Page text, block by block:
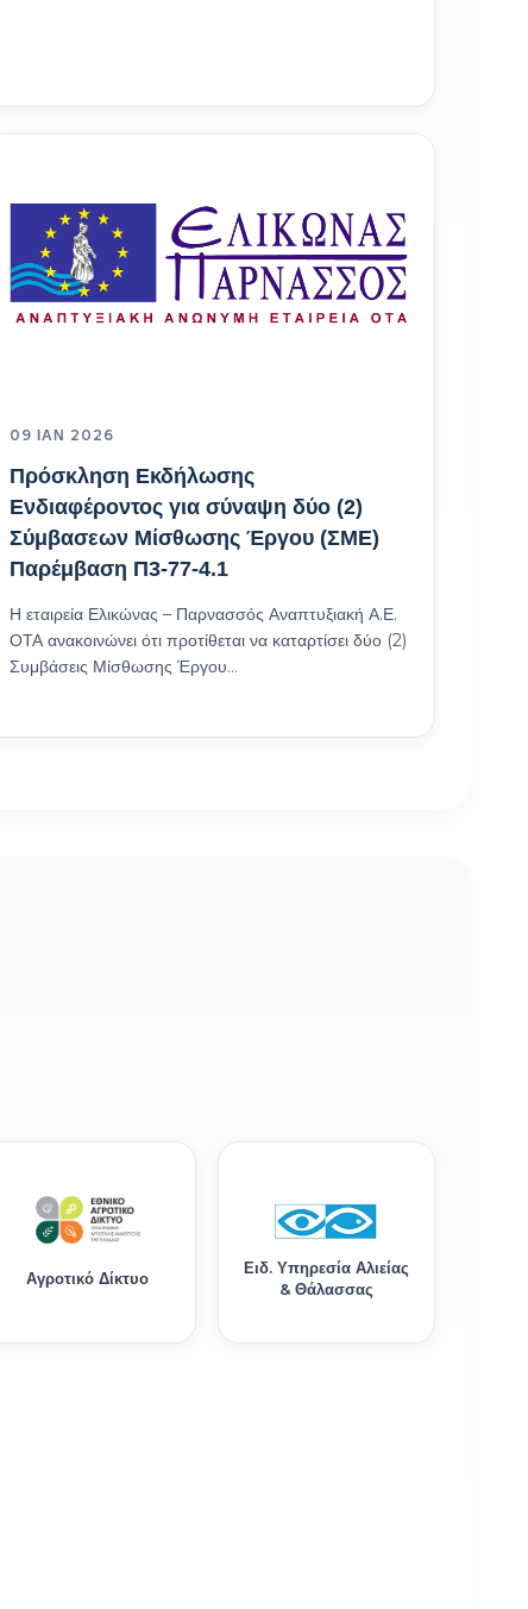
09 ΙΑΝ 2026
Πρόσκληση Εκδήλωσης
Ενδιαφέροντος για σύναψη δύο (2)
Σύμβασεων Μίσθωσης Έργου (ΣΜΕ)
Παρέμβαση Π3-77-4.1
Η εταιρεία Ελικώνας – Παρνασσός Αναπτυξιακή Α.Ε.
ΟΤΑ ανακοινώνει ότι προτίθεται να καταρτίσει δύο (2)
Συμβάσεις Μίσθωσης Έργου…
Αγροτικό Δίκτυο
Ειδ. Υπηρεσία Αλιείας
& Θάλασσας